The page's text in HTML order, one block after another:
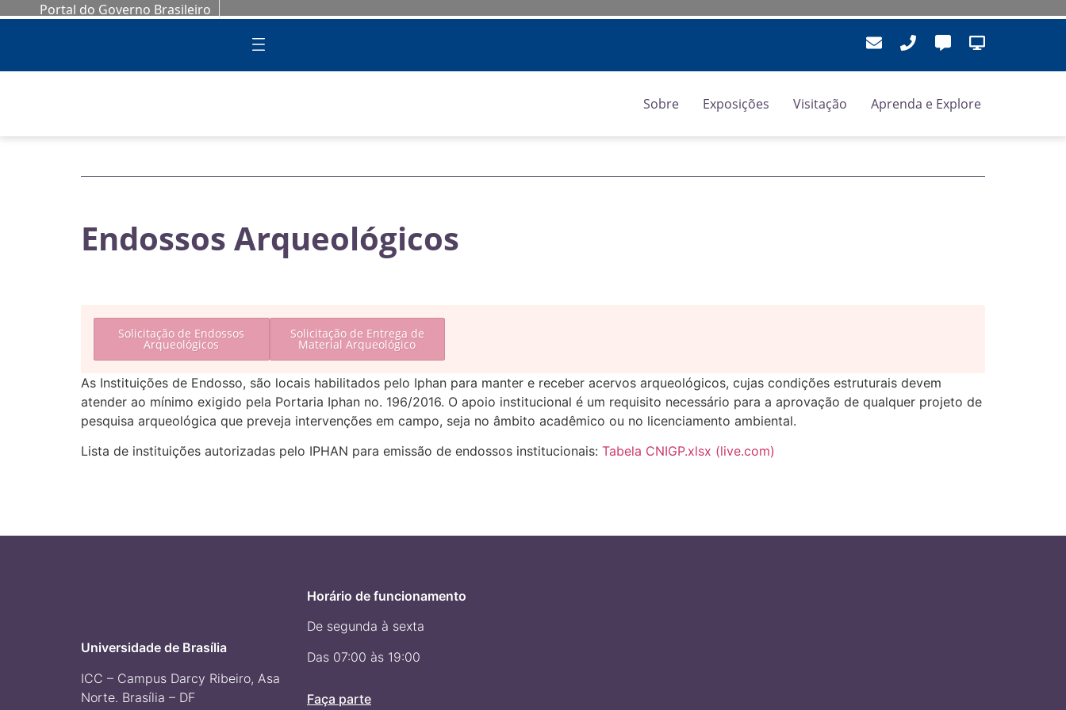
Portal do Governo Brasileiro
Sobre Exposições Visitação Aprenda e Explore
Endossos Arqueológicos
Solicitação de Endossos
Arqueológicos
Solicitação de Entrega de
Material Arqueológico
As Instituições de Endosso, são locais habilitados pelo Iphan para manter e receber acervos arqueológicos, cujas condições estruturais devem
atender ao mínimo exigido pela Portaria Iphan no. 196/2016. O apoio institucional é um requisito necessário para a aprovação de qualquer projeto de
pesquisa arqueológica que preveja intervenções em campo, seja no âmbito acadêmico ou no licenciamento ambiental.
Lista de instituições autorizadas pelo IPHAN para emissão de endossos institucionais: Tabela CNIGP.xlsx (live.com)
Universidade de Brasília
ICC – Campus Darcy Ribeiro, Asa
Norte. Brasília – DF
Horário de funcionamento
De segunda à sexta
Das 07:00 às 19:00
Faça parte